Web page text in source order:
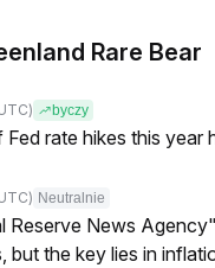
Rare Bear
byczy
Fed rate hikes this
Neutralnie
Reserve News
but the key lies in